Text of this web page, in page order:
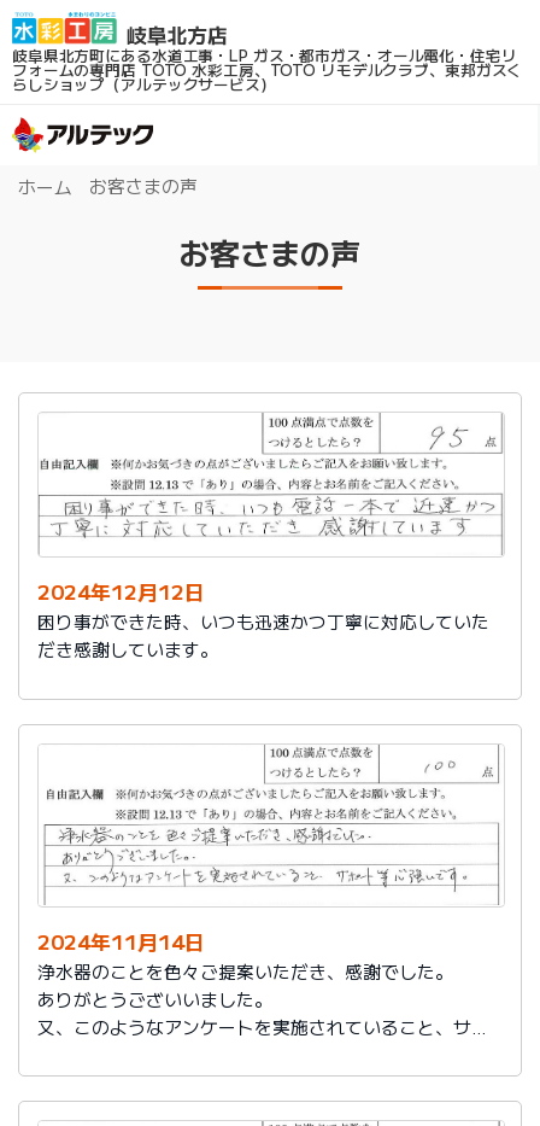
岐阜県北方町にある水道工事・LP ガス・都市ガス・オール電化・住宅リ
フォームの専門店TOTO 水彩工房、TOTO リモデルクラブ、東邦ガスく
らしショップ（アルテックサービス）
ホーム お客さまの声
お客さまの声
2024年12月12日
困り事ができた時、いつも迅速かつ丁寧に対応していた
だき感謝しています。
2024年11月14日
浄水器のことを色々ご提案いただき、感謝でした。
ありがとうございいました。
又、このようなアンケートを実施されていること、サポ